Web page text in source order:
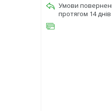
протягом 14 днів